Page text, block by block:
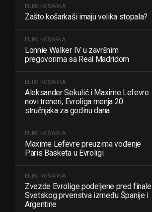
EURO KOŠARKA
Zašto košarkaši imaju velika stopala?
EURO KOŠARKA
Lonnie Walker IV u završnim
pregovorima sa Real Madridom
EURO KOŠARKA
Aleksander Sekulić i Maxime Lefevre
novi treneri, Evroliga menja 20
stručnjaka za godinu dana
EURO KOŠARKA
Maxime Lefevre preuzima vođenje
Paris Basketa u Evroligi
EURO KOŠARKA
Zvezde Evrolige podeljene pred finale
Svetskog prvenstva između Španije i
Argentine